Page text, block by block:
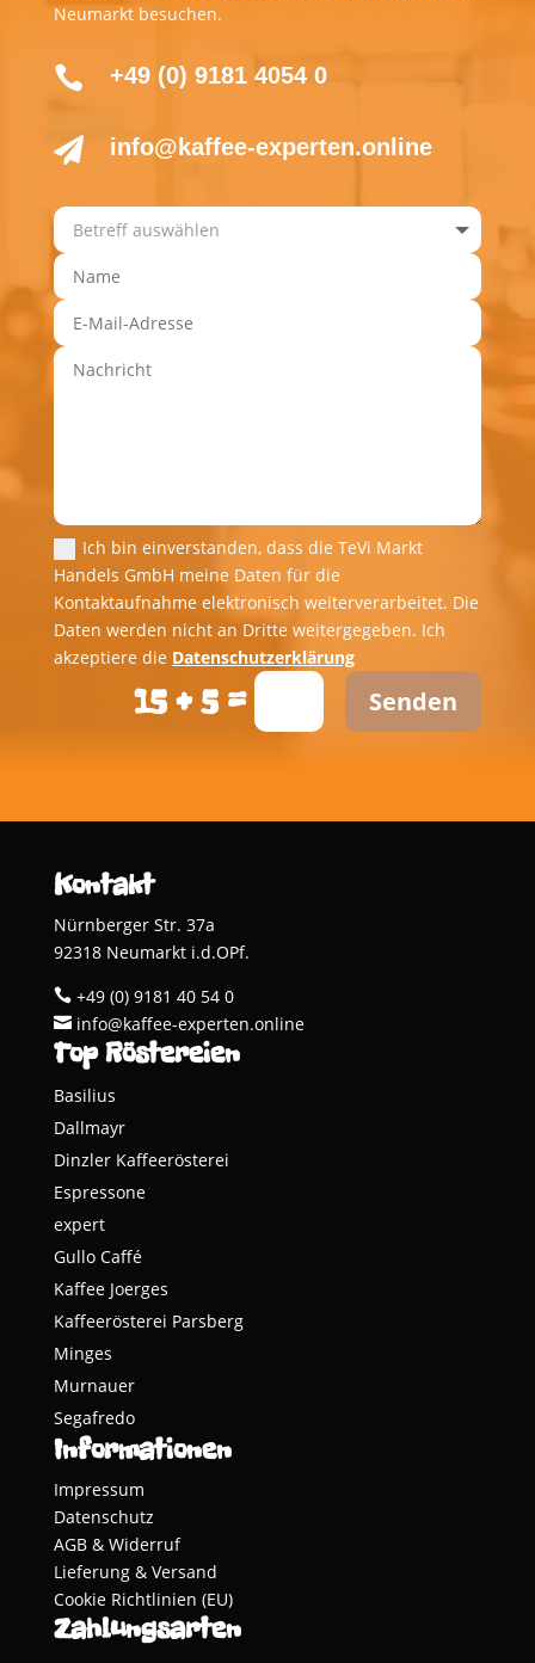
Neumarkt besuchen.
 +49 (0) 9181 4054 0
 info@kaffee-experten.online
Ich bin einverstanden, dass die TeVi Markt
Handels GmbH meine Daten für die
Kontaktaufnahme elektronisch weiterverarbeitet. Die
Daten werden nicht an Dritte weitergegeben. Ich
akzeptiere die Datenschutzerklärung
15 + 5 = Senden
Kontakt
Nürnberger Str. 37a
92318 Neumarkt i.d.OPf.
+49 (0) 9181 40 54 0
info@kaffee-experten.online
Top Röstereien
Basi­li­us
Dall­mayr
Dinz­ler Kaffeerösterei
Espres­so­ne
expert
Gul­lo Caffé
Kaffee Joer­ges
Kaf­fee­rös­te­rei Parsberg
Min­ges
Mur­nau­er
Segaf­re­do
Informationen
Impressum
Datenschutz
AGB & Widerruf
Lieferung & Versand
Cookie Richtlinien (EU)
Zahlungsarten